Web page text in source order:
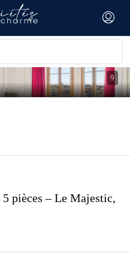
9
pièces – Le Majestic,